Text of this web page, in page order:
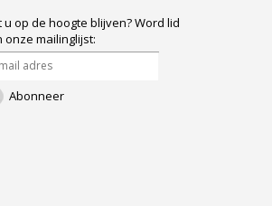
u op de hoogte blijven?Word lid
onze mailinglijst:
Abonneer